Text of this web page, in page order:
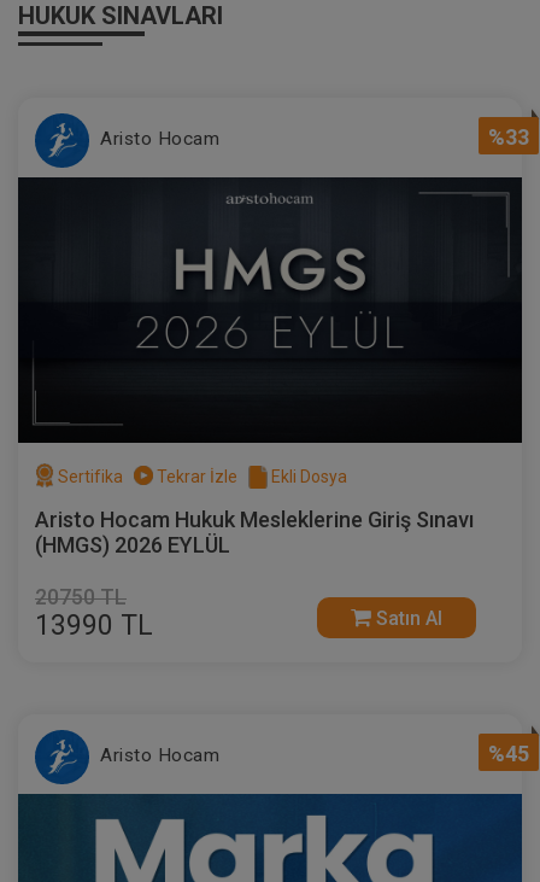
HUKUK SINAVLARI
%33
Aristo Hocam
Sertifika Tekrar İzle Ekli Dosya
Aristo Hocam Hukuk Mesleklerine Giriş Sınavı
(HMGS) 2026 EYLÜL
20750 TL
13990 TL Satın Al
%45
Aristo Hocam